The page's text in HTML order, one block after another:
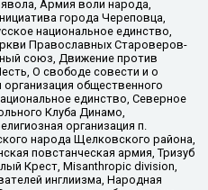
Армия воли народа,
города Череповца,
национальное единство,
Православных Староверов-
союз, Движение против
О свободе совести и о
общественного
единство, Северное
Клуба Динамо,
организация п.
народа Щелковского района,
повстанческая армия, Тризуб
Крест, Misanthropic division,
инглиизма, Народная